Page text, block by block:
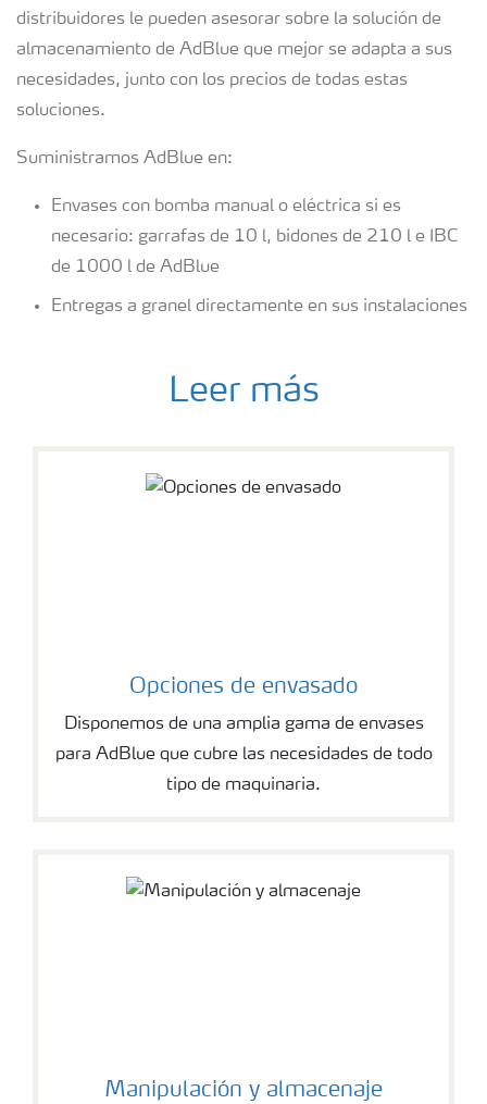
distribuidores le pueden asesorar sobre la solución de
almacenamiento de AdBlue que mejor se adapta a sus
necesidades, junto con los precios de todas estas
soluciones.
Suministramos AdBlue en:
Envases con bomba manual o eléctrica si es
necesario: garrafas de 10 l, bidones de 210 l e IBC
de 1000 l de AdBlue
Entregas a granel directamente en sus instalaciones
Leer más
Opciones de envasado
Disponemos de una amplia gama de envases
para AdBlue que cubre las necesidades de todo
tipo de maquinaria.
Manipulación y almacenaje